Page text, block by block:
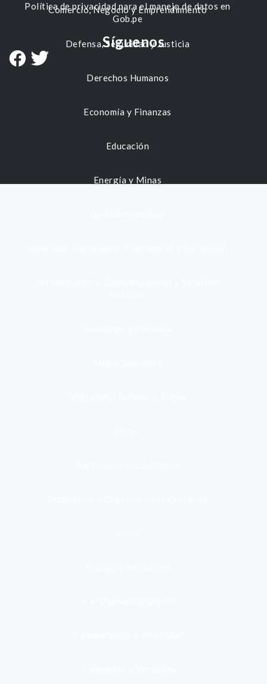
Comercio, Negocio y Emprendimiento
Defensa, Seguridad y Justicia
Derechos Humanos
Economía y Finanzas
Educación
Energía y Minas
Política de privacidad para el manejo de datos en
Gob.pe
Síguenos